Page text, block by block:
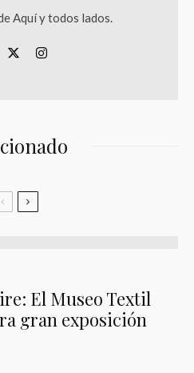
Aquí y todos lados.
El Museo Textil
gran exposición